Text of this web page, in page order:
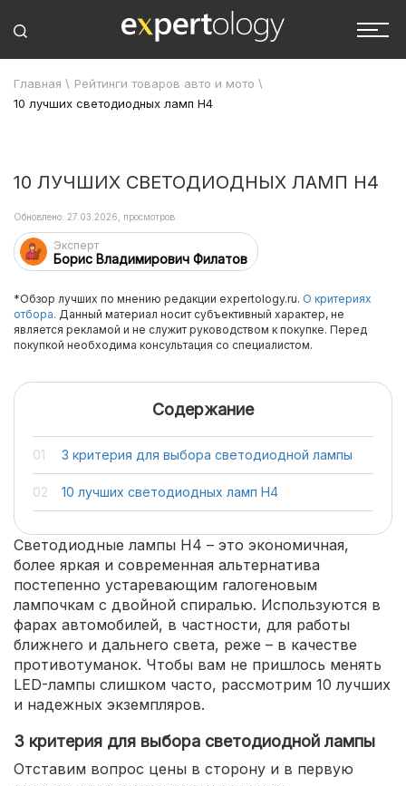
Главная \ Рейтинги товаров авто и мото \
10 лучших светодиодных ламп H4
10 ЛУЧШИХ СВЕТОДИОДНЫХ ЛАМП H4
Эксперт
Борис Владимирович Филатов
Обновлено: 27.03.2026, просмотров:
*Обзор лучших по мнению редакции expertology.ru. О критериях
отбора. Данный материал носит субъективный характер, не
является рекламой и не служит руководством к покупке. Перед
покупкой необходима консультация со специалистом.
Содержание
3 критерия для выбора светодиодной лампы
10 лучших светодиодных ламп H4
Светодиодные лампы H4 – это экономичная,
более яркая и современная альтернатива
постепенно устаревающим галогеновым
лампочкам с двойной спиралью. Используются в
фарах автомобилей, в частности, для работы
ближнего и дальнего света, реже – в качестве
противотуманок. Чтобы вам не пришлось менять
LED-лампы слишком часто, рассмотрим 10 лучших
и надежных экземпляров.
3 критерия для выбора светодиодной лампы
Отставим вопрос цены в сторону и в первую